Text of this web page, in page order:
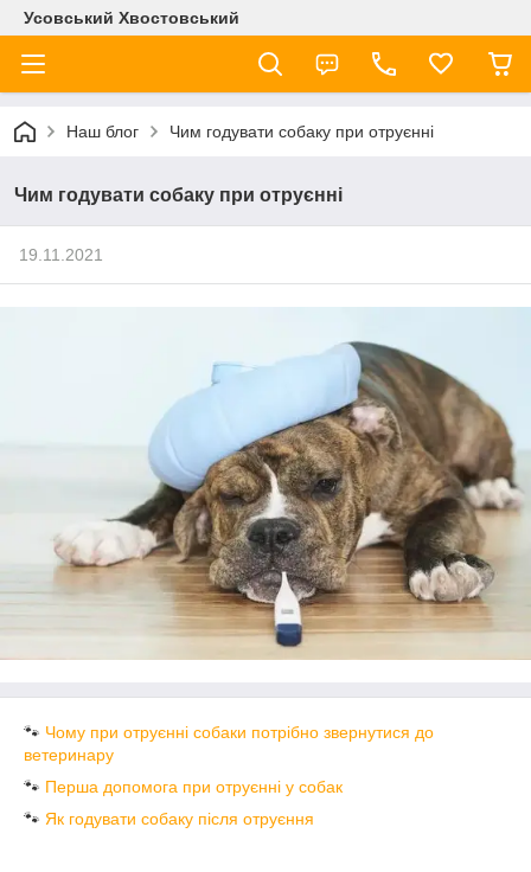
Усовський Хвостовський
Наш блог Чим годувати собаку при отруєнні
Чим годувати собаку при отруєнні
19.11.2021
🐾 Чому при отруєнні собаки потрібно звернутися до
ветеринару
🐾 Перша допомога при отруєнні у собак
🐾 Як годувати собаку після отруєння